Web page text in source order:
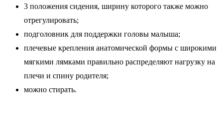
3 положения сидения, ширину которого также можно
отрегулировать;
подголовник для поддержки головы малыша;
плечевые крепления анатомической формы с широкими
мягкими лямками правильно распределяют нагрузку на
плечи и спину родителя;
можно стирать.